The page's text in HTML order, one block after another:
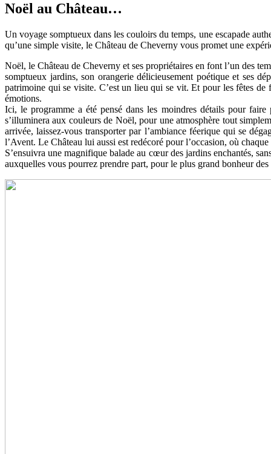
Noël au Château…
Un voyage somptueux dans les couloirs du temps, une escapade
qu’une simple visite, le Château de Cheverny vous promet une
Noël, le Château de Cheverny et ses propriétaires en font l’un des
somptueux jardins, son orangerie délicieusement poétique et ses
patrimoine qui se visite. C’est un lieu qui se vit. Et pour les fêtes de
émotions.
Ici, le programme a été pensé dans les moindres détails pour
s’illuminera aux couleurs de Noël, pour une atmosphère tout
arrivée, laissez-vous transporter par l’ambiance féerique qui se
l’Avent. Le Château lui aussi est redécoré pour l’occasion, où
S’ensuivra une magnifique balade au cœur des jardins enchantés,
auxquelles vous pourrez prendre part, pour le plus grand bonheur